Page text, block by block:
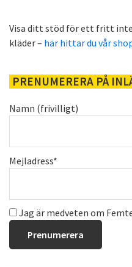
Visa ditt stöd för ett fritt
kläder – här hittar du vår
PRENUMERERA PÅ
Namn (frivilligt)
Mejladress*
Jag är medveten om